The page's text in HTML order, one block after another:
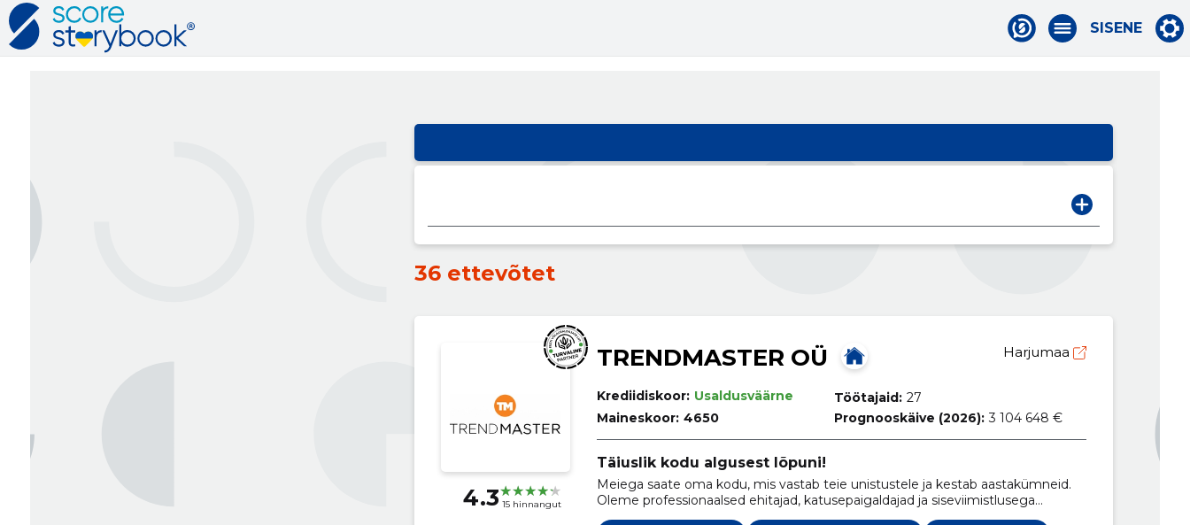
SISENE
36 ettevõtet
4.3 15 hinnangut
TRENDMASTER OÜ Harjumaa
Krediidiskoor: Usaldusväärne
Maineskoor: 4650
Töötajaid: 27
Prognooskäive (2026): 3 104 648 €
Täiuslik kodu algusest lõpuni!
Meiega saate oma kodu, mis vastab teie unistustele ja kestab aastakümneid.
Oleme professionaalsed ehitajad, katusepaigaldajad ja siseviimistlusega
spetsialistid, kes saavad hakkama ka kõige keerukamate projektidega.